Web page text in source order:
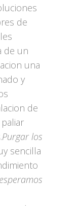
de
de un
una
y
de
Purgar los
sencilla